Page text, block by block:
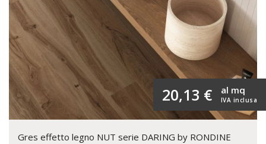
20,13 € IVA inclusa
al mq
Gres effetto legno NUT serie DARING by RONDINE